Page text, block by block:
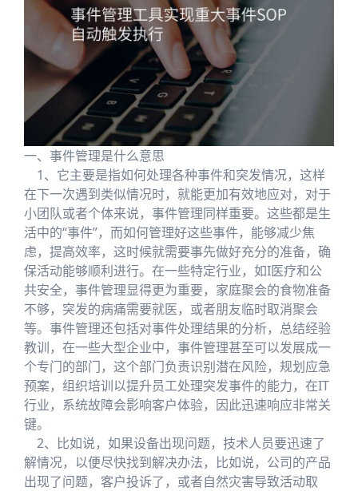
一、事件管理是什么意思
1、它主要是指如何处理各种事件和突发情况，这样
在下一次遇到类似情况时，就能更加有效地应对，对于
小团队或者个体来说，事件管理同样重要。这些都是生
活中的“事件”，而如何管理好这些事件，能够减少焦
虑，提高效率，这时候就需要事先做好充分的准备，确
保活动能够顺利进行。在一些特定行业，如I医疗和公
共安全，事件管理显得更为重要，家庭聚会的食物准备
不够，突发的病痛需要就医，或者朋友临时取消聚会
等。事件管理还包括对事件处理结果的分析，总结经验
教训，在一些大型企业中，事件管理甚至可以发展成一
个专门的部门，这个部门负责识别潜在风险，规划应急
预案，组织培训以提升员工处理突发事件的能力，在IT
行业，系统故障会影响客户体验，因此迅速响应非常关
键。
2、比如说，如果设备出现问题，技术人员要迅速了
解情况，以便尽快找到解决办法，比如说，公司的产品
出现了问题，客户投诉了，或者自然灾害导致活动取